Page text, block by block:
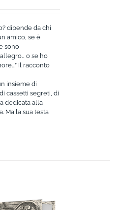
dipende da chi
amico, se è
sono
o se ho
Il racconto
insieme di
cassetti segreti, di
dedicata alla
Ma la sua testa